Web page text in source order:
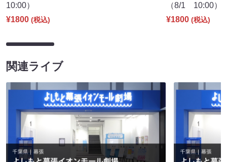
10:00）
¥1800 (税込)
（8/1 10:00）
¥1800 (税込)
関連ライブ